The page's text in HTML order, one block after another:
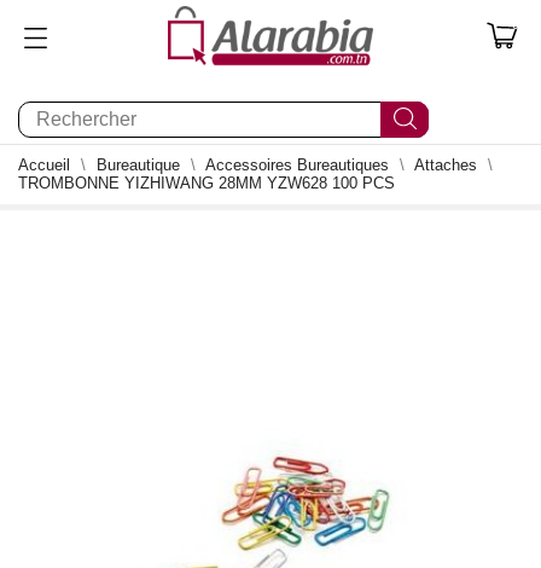
0
Accueil Bureautique Accessoires Bureautiques
Attaches
TROMBONNE YIZHIWANG 28MM YZW628 100 PCS